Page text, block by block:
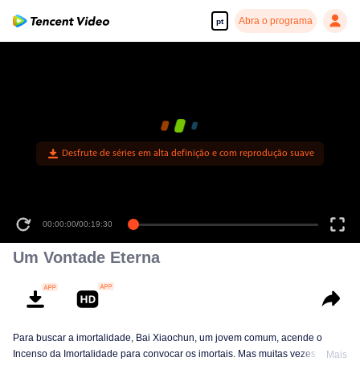
pt Abra o programa
Desfrute de séries em alta definição e com reprodução suave
00:00:00/00:19:30
Um Vontade Eterna
Para buscar a imortalidade, Bai Xiaochun, um jovem comum, acende o
Incenso da Imortalidade para convocar os imortais. Mas muitas vezes ele éMais